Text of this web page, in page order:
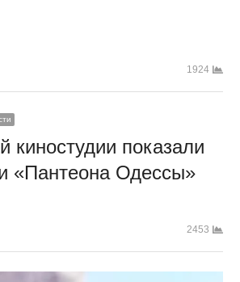
1924
киностудии показали
«Пантеона Одессы»
2453